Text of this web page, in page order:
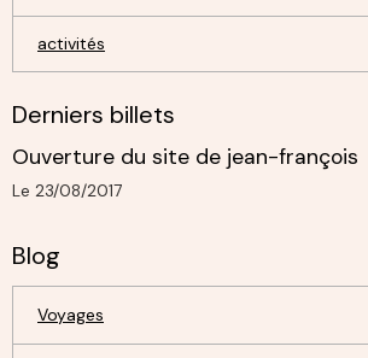
activités
Derniers billets
Ouverture du site de jean-françois
Le 23/08/2017
Blog
Voyages